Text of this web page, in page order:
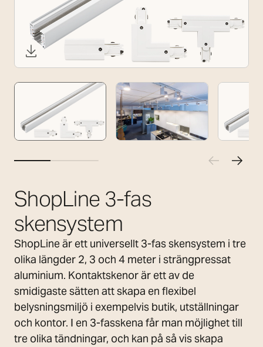
ShopLine 3-fas
skensystem
ShopLine är ett universellt 3-fas skensystem i tre
olika längder 2, 3 och 4 meter i strängpressat
aluminium. Kontaktskenor är ett av de
smidigaste sätten att skapa en flexibel
belysningsmiljö i exempelvis butik, utställningar
och kontor. I en 3-fasskena får man möjlighet till
tre olika tändningar, och kan på så vis skapa